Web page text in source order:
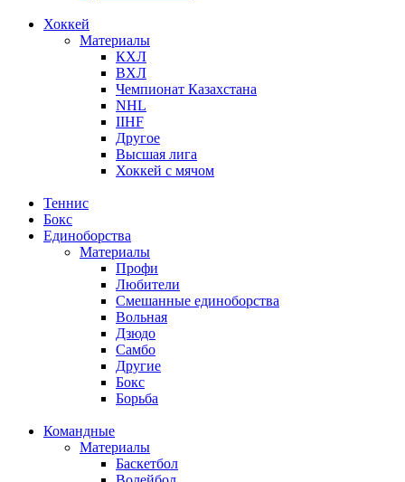
Хоккей
Материалы
КХЛ
ВХЛ
Чемпионат Казахстана
NHL
IIHF
Другое
Высшая лига
Хоккей с мячом
Теннис
Бокс
Единоборства
Материалы
Профи
Любители
Смешанные единоборства
Вольная
Дзюдо
Самбо
Другие
Бокс
Борьба
Командные
Материалы
Баскетбол